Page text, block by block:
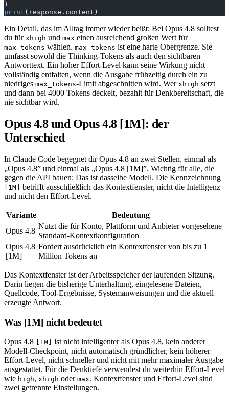
)
print (response.content)
Ein Detail, das im Alltag immer wieder beißt: Bei Opus 4.8 solltest
du für xhigh und max einen ausreichend großen Wert für
max_tokens wählen. max_tokens ist eine harte Obergrenze. Sie
umfasst sowohl die Thinking-Tokens als auch den sichtbaren
Antworttext. Ein hoher Effort-Level kann seine Wirkung nicht
vollständig entfalten, wenn die Ausgabe frühzeitig durch ein zu
niedriges max_tokens-Limit abgeschnitten wird. Wer xhigh setzt
und dann bei 4000 Tokens deckelt, bezahlt für Denkbereitschaft, die
nie sichtbar wird.
Opus 4.8 und Opus 4.8 [1M]: der
Unterschied
In Claude Code begegnet dir Opus 4.8 an zwei Stellen, einmal als
„Opus 4.8” und einmal als „Opus 4.8 [1M]”. Wichtig für alle, die
gegen die API bauen: Das ist dasselbe Modell. Die Kennzeichnung
[1M]
betrifft ausschließlich das Kontextfenster, nicht die Intelligenz
und nicht den Effort-Level.
Variante
Bedeutung
Opus 4.8
Nutzt die für Konto, Plattform und Anbieter vorgesehene
Standard-Kontextkonfiguration
Opus 4.8
[1M]
Fordert ausdrücklich ein Kontextfenster von bis zu 1
Million Tokens an
Das Kontextfenster ist der Arbeitsspeicher der laufenden Sitzung.
Darin liegen die bisherige Unterhaltung, eingelesene Dateien,
Quellcode, Tool-Ergebnisse, Systemanweisungen und die aktuell
erzeugte Antwort.
Was [1M] nicht bedeutet
Opus 4.8 [1M]
ist nicht intelligenter als Opus 4.8, kein anderer
Modell-Checkpoint, nicht automatisch gründlicher, kein höherer
Effort-Level, nicht schneller und nicht mit mehr maximaler Ausgabe
ausgestattet. Für die Denktiefe verwendest du weiterhin Effort-Level
wie high, xhigh oder max. Kontextfenster und Effort-Level sind
zwei getrennte Einstellungen.